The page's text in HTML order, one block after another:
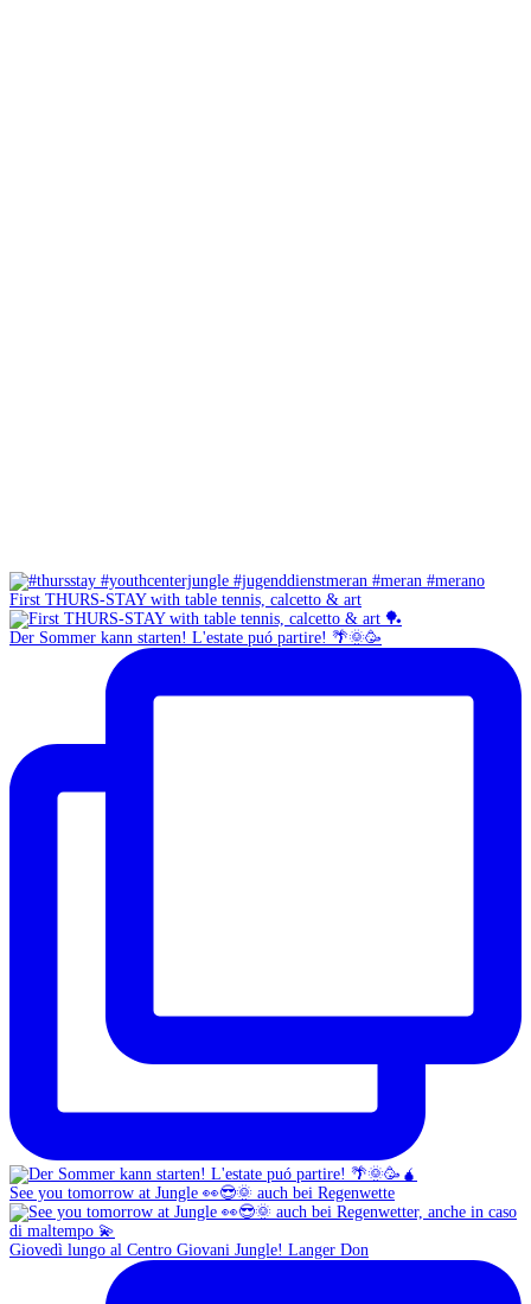
First THURS-STAY with table tennis, calcetto & art
Der Sommer kann starten! L'estate puó partire! 🌴🌞🥳
See you tomorrow at Jungle 👀😎🌞 auch bei Regenwette
Giovedì lungo al Centro Giovani Jungle! Langer Don